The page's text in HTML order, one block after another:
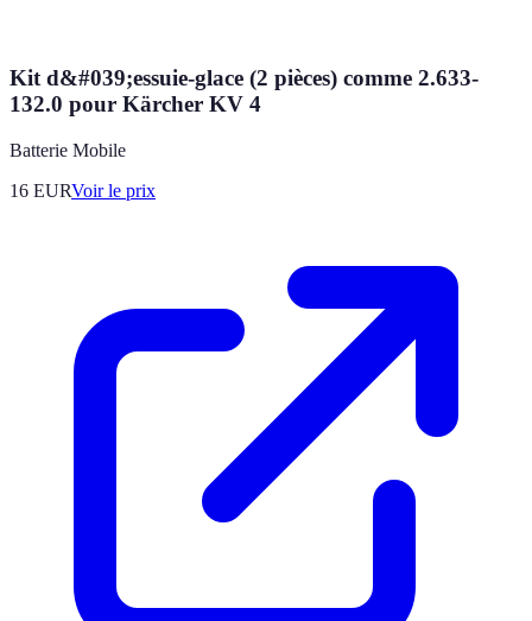
Kit d&#039;essuie-glace (2 pièces) comme 2.633-
132.0 pour Kärcher KV 4
Batterie Mobile
16 EURVoir le prix